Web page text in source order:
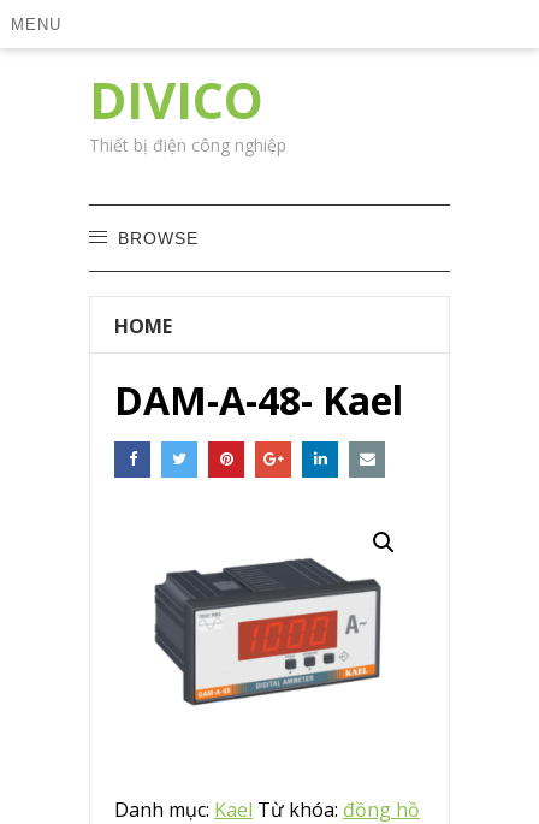
MENU
DIVICO
Thiết bị điện công nghiệp
BROWSE
HOME
DAM-A-48- Kael
Danh mục: Kael Từ khóa: đồng hồ